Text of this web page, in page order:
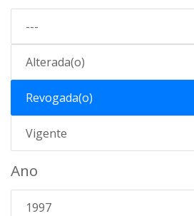
---
Alterada(o)
Revogada(o)
Vigente
Ano
1997